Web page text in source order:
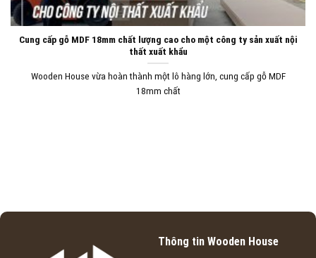
Cung cấp gỗ MDF 18mm chất lượng cao cho một công ty sản xuất nội
thất xuất khẩu
Wooden House vừa hoàn thành một lô hàng lớn, cung cấp gỗ MDF
18mm chất
Thông tin Wooden House